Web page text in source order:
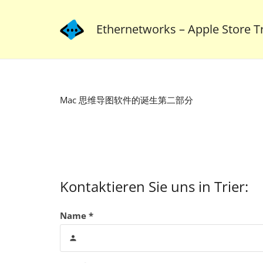
Ethernetworks – Apple Store
Mac 思维导图软件的诞生第二部分
Kontaktieren Sie uns in Trier:
Name *
person